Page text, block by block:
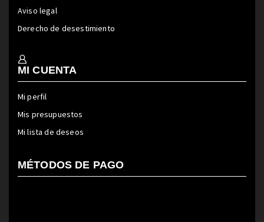
Aviso legal
Derecho de desestimiento
MI CUENTA
Mi perfil
Mis presupuestos
Mi lista de deseos
MÉTODOS DE PAGO